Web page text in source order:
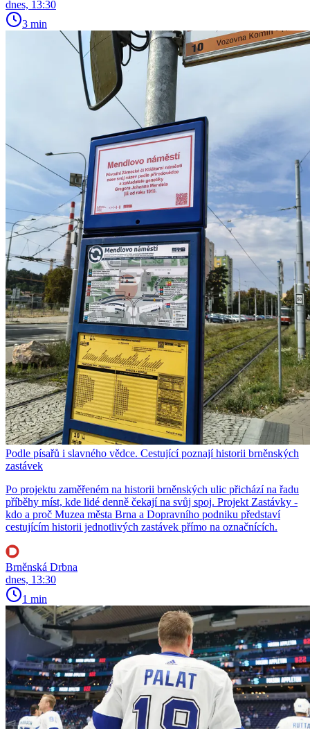
dnes, 13:30
3 min
Podle písařů i slavného vědce. Cestující poznají historii brněnských
zastávek
Po projektu zaměřeném na historii brněnských ulic přichází na řadu
příběhy míst, kde lidé denně čekají na svůj spoj. Projekt Zastávky -
kdo a proč Muzea města Brna a Dopravního podniku představí
cestujícím historii jednotlivých zastávek přímo na označnících.
Brněnská Drbna
dnes, 13:30
1 min